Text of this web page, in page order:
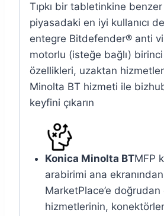
Tıpkı bir tabletinkine
piyasadaki en iyi kullanıcı
entegre Bitdefender® anti
motorlu (isteğe bağlı) birinci
özellikleri, uzaktan
Minolta BT hizmeti ile
keyfini çıkarın
Konica Minolta BTMFP
arabirimi ana
MarketPlace’e
hizmetlerinin,